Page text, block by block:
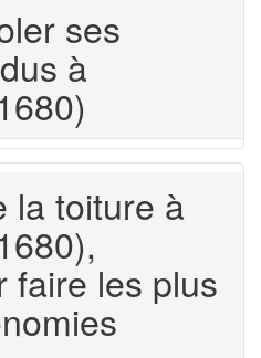
ses
à
la toiture à
faire les plus